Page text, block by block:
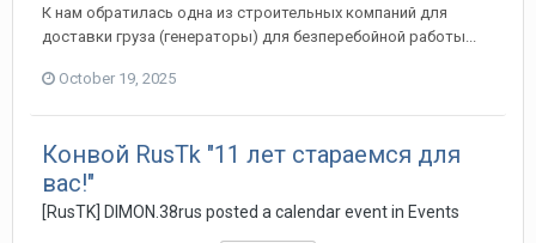
К нам обратилась одна из строительных компаний для
доставки груза (генераторы) для безперебойной работы...
October 19, 2025
Конвой RusTk "11 лет стараемся для
вас!"
[RusTK] DIMON.38rus posted a calendar event in Events